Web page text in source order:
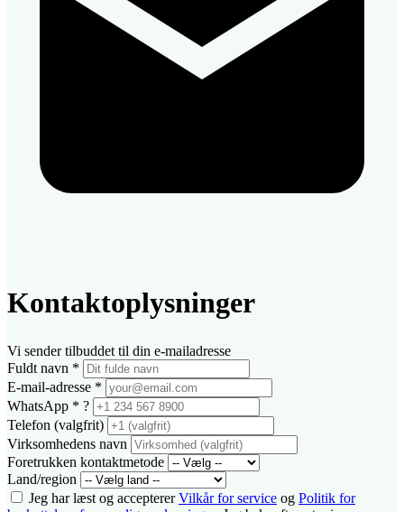
Kontaktoplysninger
Vi sender tilbuddet til din e-mailadresse
Fuldt navn *
E-mail-adresse *
WhatsApp * ?
Telefon (valgfrit)
Virksomhedens navn
Foretrukken kontaktmetode
Land/region
Jeg har læst og acceptererVilkår for service og Politik for